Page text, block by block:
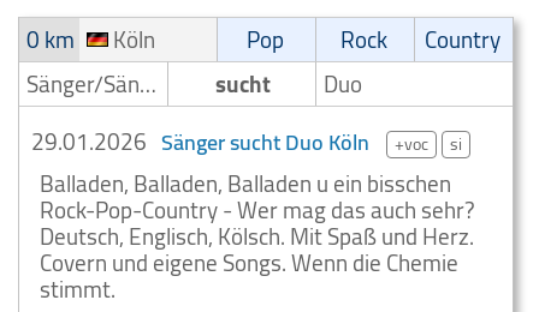
0 km
Köln Pop Rock
Country
Sänger/Sängerin
sucht
Duo
29.01.2026 Sänger sucht Duo Köln +voc si
Balladen, Balladen, Balladen u ein bisschen
Rock-Pop-Country - Wer mag das auch sehr?
Deutsch, Englisch, Kölsch. Mit Spaß und Herz.
Covern und eigene Songs. Wenn die Chemie
stimmt.